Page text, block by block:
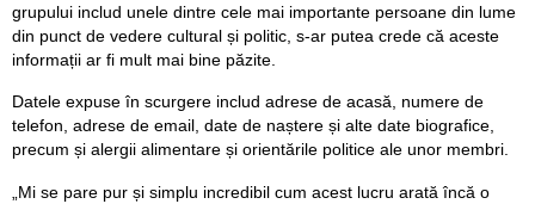
grupului includ unele dintre cele mai importante persoane din lume
din punct de vedere cultural și politic, s-ar putea crede că aceste
informații ar fi mult mai bine păzite.
Datele expuse în scurgere includ adrese de acasă, numere de
telefon, adrese de email, date de naștere și alte date biografice,
precum și alergii alimentare și orientările politice ale unor membri.
„Mi se pare pur și simplu incredibil cum acest lucru arată încă o